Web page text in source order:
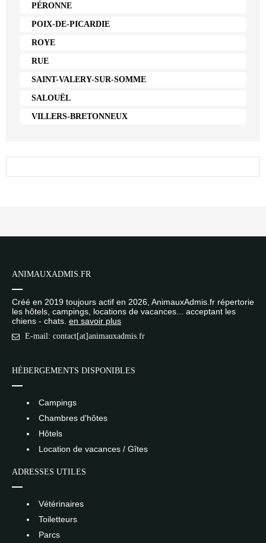
PÉRONNE
POIX-DE-PICARDIE
ROYE
RUE
SAINT-VALERY-SUR-SOMME
SALOUËL
VILLERS-BRETONNEUX
ANIMAUXADMIS.FR
Créé en 2019 toujours actif en 2026, AnimauxAdmis.fr répertorie
les hôtels, campings, locations de vacances... acceptant les
chiens - chats. en savoir plus
E-mail: contact[at]animauxadmis.fr
HÉBERGEMENTS DISPONIBLES
Campings
Chambres d'hôtes
Hôtels
Location de vacances / Gîtes
ADRESSES UTILES
Vétérinaires
Toiletteurs
Parcs